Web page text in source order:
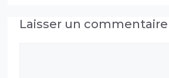
Laisser un commentaire